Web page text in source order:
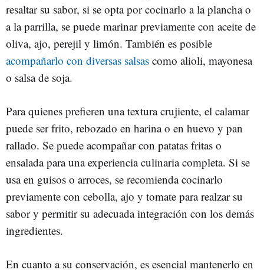
resaltar su sabor, si se opta por cocinarlo a la plancha o
a la parrilla, se puede marinar previamente con aceite de
oliva, ajo, perejil y limón. También es posible
acompañarlo con diversas salsas como alioli, mayonesa
o salsa de soja.
Para quienes prefieren una textura crujiente, el calamar
puede ser frito, rebozado en harina o en huevo y pan
rallado. Se puede acompañar con patatas fritas o
ensalada para una experiencia culinaria completa. Si se
usa en guisos o arroces, se recomienda cocinarlo
previamente con cebolla, ajo y tomate para realzar su
sabor y permitir su adecuada integración con los demás
ingredientes.
En cuanto a su conservación, es esencial mantenerlo en